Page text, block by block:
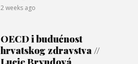
2 weeks ago
OECD i budućnost
hrvatskog zdravstva //
Lucie Bryndová